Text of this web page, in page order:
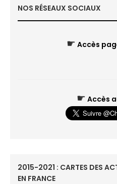
NOS RÉSEAUX SOCIAUX
☛ Accès
☛ Accès
2015-2021 : CARTES DES
EN FRANCE